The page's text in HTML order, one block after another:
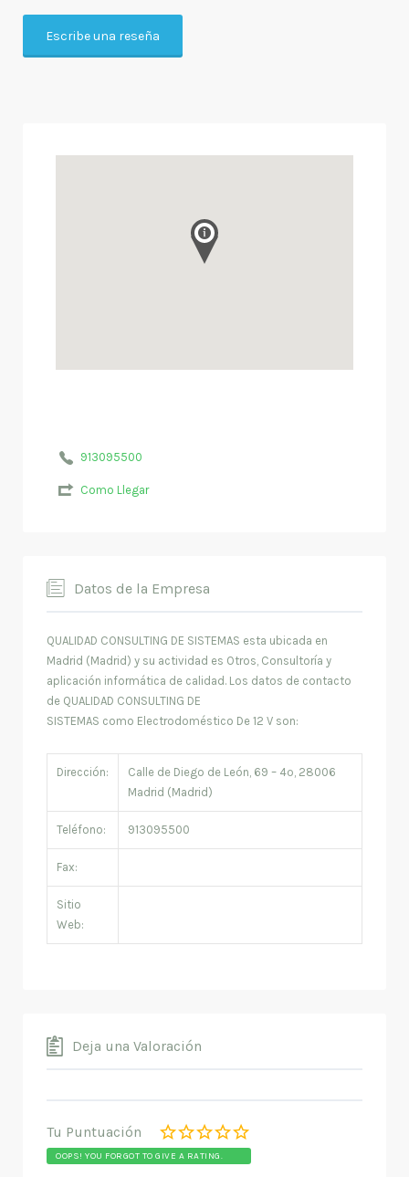
Escribe una reseña
913095500
Como Llegar
Datos de la Empresa
QUALIDAD CONSULTING DE SISTEMAS esta ubicada en
Madrid (Madrid) y su actividad es Otros, Consultoría y
aplicación informática de calidad. Los datos de contacto
de QUALIDAD CONSULTING DE
SISTEMAS como Electrodoméstico De 12 V son:
Dirección:
Calle de Diego de León, 69 – 4º, 28006
Madrid (Madrid)
Teléfono: 913095500
Fax:
Sitio
Web:
Deja una Valoración
Tu Puntuación
OOPS! YOU FORGOT TO GIVE A RATING.